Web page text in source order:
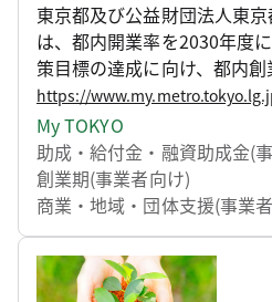
東京都及び公益財団法人東
は、都内開業率を2030年度
策目標の達成に向け、都内
業初期に必要な経費の一部
業」を実施しています。 令
ては、以下の通り実施します
My TOKYO
助成・給付金・融資助成金(
創業期(事業者向け)
商業・地域・団体支援(事業